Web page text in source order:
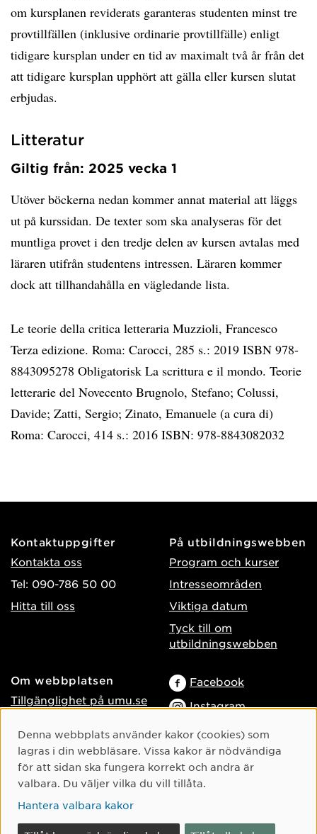
om kursplanen reviderats garanteras studenten minst tre
provtillfällen (inklusive ordinarie provtillfälle) enligt
tidigare kursplan under en tid av maximalt två år från det
att tidigare kursplan upphört att gälla eller kursen slutat
erbjudas.
Litteratur
Giltig från: 2025 vecka 1
Utöver böckerna nedan kommer annat material att läggs
ut på kurssidan. De texter som ska analyseras för det
muntliga provet i den tredje delen av kursen avtalas med
läraren utifrån studentens intressen. Läraren kommer
dock att tillhandahålla en vägledande lista.
Le teorie della critica letteraria Muzzioli, Francesco
Terza edizione. Roma: Carocci, 285 s.: 2019 ISBN 978-
8843095278 Obligatorisk La scrittura e il mondo. Teorie
letterarie del Novecento Brugnolo, Stefano; Colussi,
Davide; Zatti, Sergio; Zinato, Emanuele (a cura di)
Roma: Carocci, 414 s.: 2016 ISBN: 978-8843082032
Kontaktuppgifter
Kontakta oss
Tel: 090-786 50 00
Hitta till oss
På utbildningswebben
Program och kurser
Intresseområden
Viktiga datum
Tyck till om
utbildningswebben
Om webbplatsen
Tillgänglighet på umu.se
personuppgifter
Hantera kakor
Logga in som
webbredaktör
Facebook
Instagram
TikTok
Youtube
LinkedIn
Cookie-samtycke
Denna webbplats använder kakor (cookies) som
lagras i din webbläsare. Vissa kakor är nödvändiga
för att sidan ska fungera korrekt och andra är
valbara. Du väljer vilka du vill tillåta.
Hantera valbara kakor